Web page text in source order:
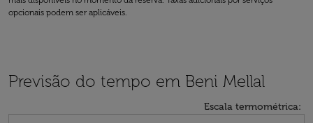
opcionais podem ser aplicáveis.
Previsão do tempo em Beni Mellal
Escala termométrica: